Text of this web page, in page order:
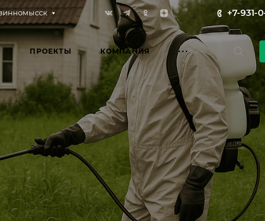
+7-931-
ПРОЕКТЫ КОМПАНИЯ